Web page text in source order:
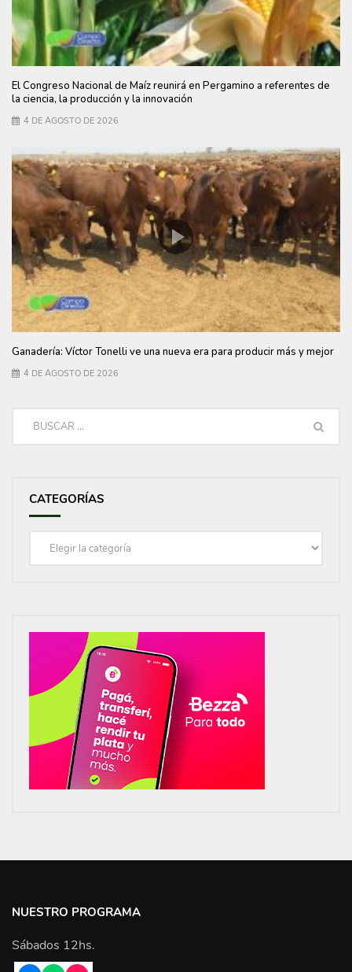
El Congreso Nacional de Maíz reunirá en Pergamino a referentes de
la ciencia, la producción y la innovación
4 DE AGOSTO DE 2026
Ganadería: Víctor Tonelli ve una nueva era para producir más y mejor
4 DE AGOSTO DE 2026
CATEGORÍAS
Categorías
NUESTRO PROGRAMA
Sábados 12hs.